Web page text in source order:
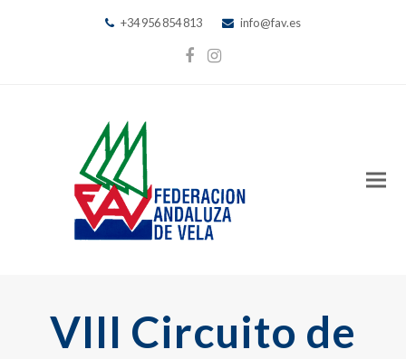
+34 956 854 813 info@fav.es
Facebook
Instagram
VIII Circuito de